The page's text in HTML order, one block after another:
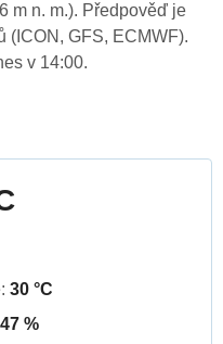
m n. m.). Předpověď je
(ICON, GFS, ECMWF).
v 14:00.
30 °C
47 %